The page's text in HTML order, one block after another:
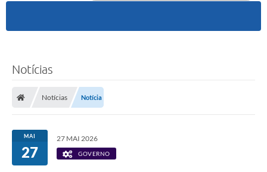
Notícias
Notícias Notícia
MAI
27
27 MAI 2026
GOVERNO